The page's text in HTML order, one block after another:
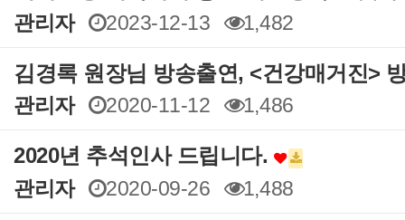
관리자
2023-12-13 1,482
김경록 원장님 방송출연, <건강매거진>
관리자
2020-11-12 1,486
2020년 추석인사 드립니다.
관리자
2020-09-26 1,488